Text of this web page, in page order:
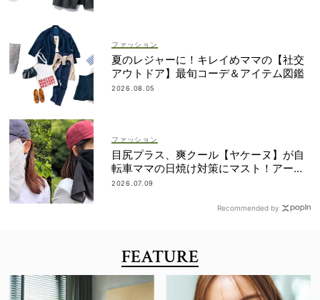
ファッション
夏のレジャーに！キレイめママの【社交
アウトドア】最旬コーデ＆アイテム図鑑
2026.08.05
ファッション
目尻プラス、爽クール【ヤケーヌ】が自
転車ママの日焼け対策にマスト！アーム
カバーの愛用者も
2026.07.09
Recommended by
FEATURE